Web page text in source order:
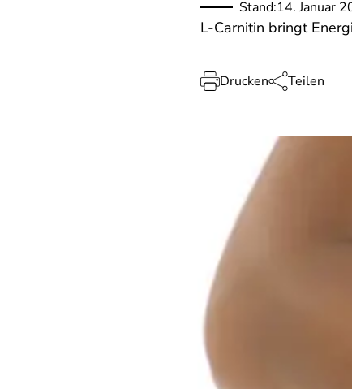
Stand:14. Januar
L-Carnitin bringt
Drucken Teilen